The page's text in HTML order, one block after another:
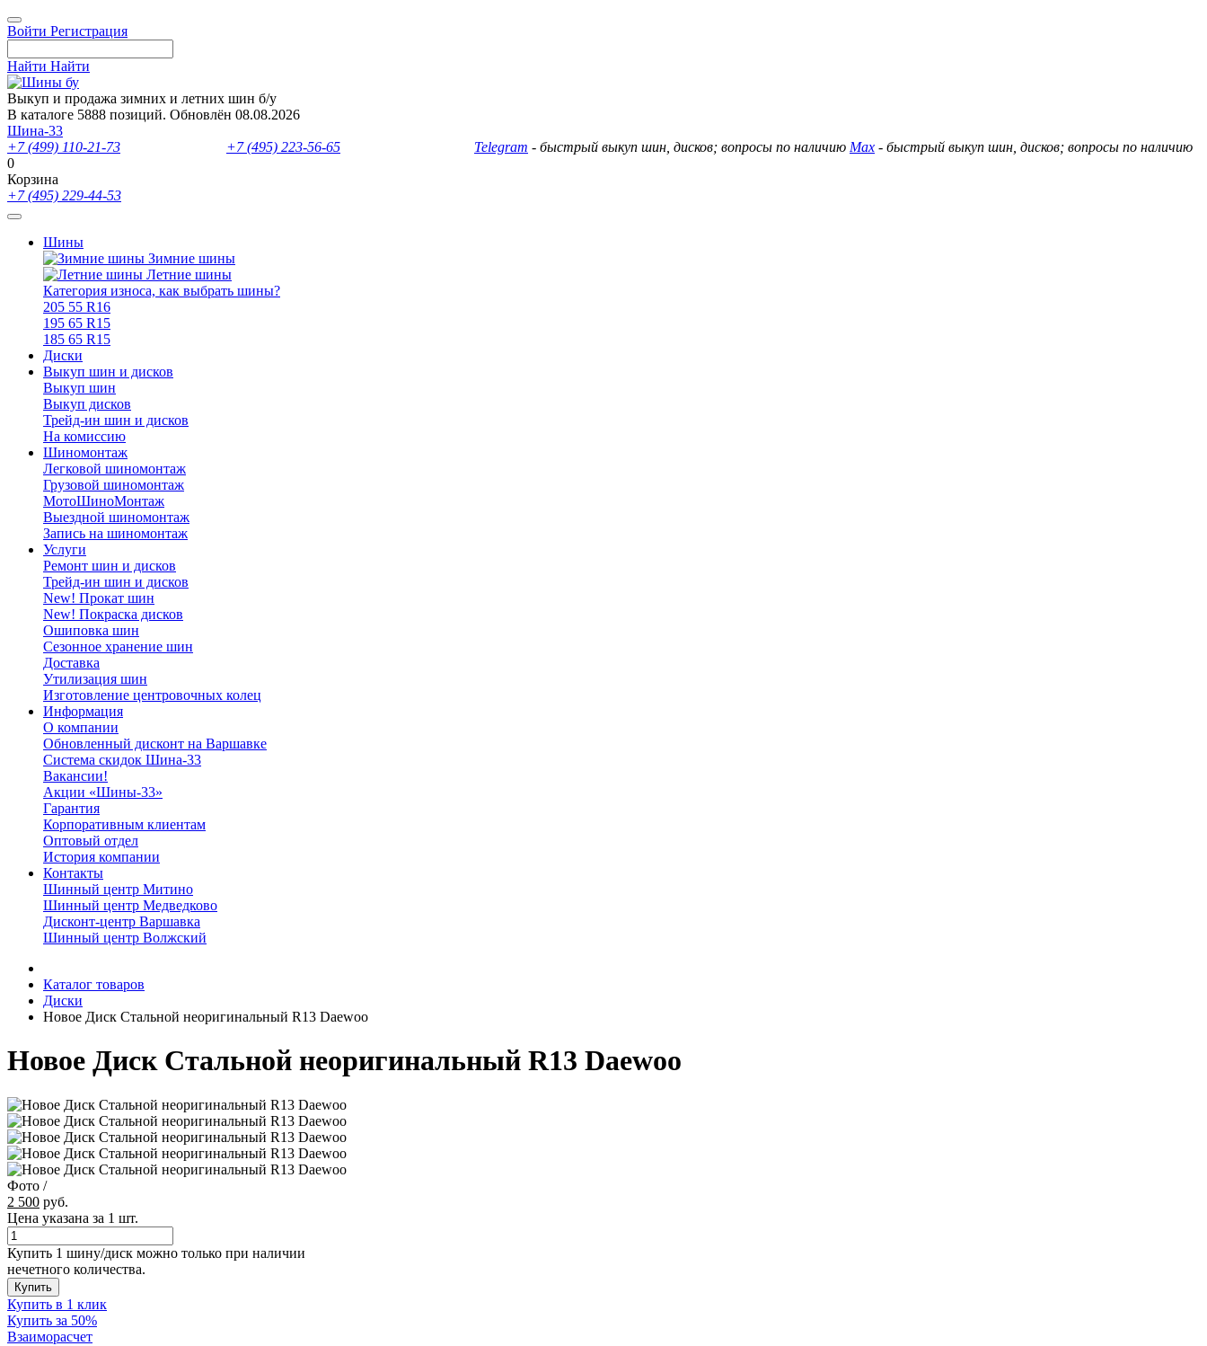
Войти Регистрация
Найти Найти
Выкуп и продажа зимних и летних шин б/у
В каталоге 5888 позиций. Обновлён 08.08.2026
Шина-33
+7 (499) 110-21-73
+7 (495) 223-56-65 Telegram - быстрый выкуп шин, дисков; вопросы по наличию Max - быстрый выкуп шин, дисков; вопросы по наличию
0
Корзина
+7 (495) 229-44-53
Шины
Зимние шины
Летние шины
Категория износа, как выбрать шины?
205 55 R16
195 65 R15
185 65 R15
Диски
Выкуп шин и дисков
Выкуп шин
Выкуп дисков
Трейд-ин шин и дисков
На комиссию
Шиномонтаж
Легковой шиномонтаж
Грузовой шиномонтаж
МотоШиноМонтаж
Выездной шиномонтаж
Запись на шиномонтаж
Услуги
Ремонт шин и дисков
Трейд-ин шин и дисков
New! Прокат шин
New! Покраска дисков
Ошиповка шин
Сезонное хранение шин
Доставка
Утилизация шин
Изготовление центровочных колец
Информация
О компании
Обновленный дисконт на Варшавке
Система скидок Шина-33
Вакансии!
Акции «Шины-33»
Гарантия
Корпоративным клиентам
Оптовый отдел
История компании
Контакты
Шинный центр Митино
Шинный центр Медведково
Дисконт-центр Варшавка
Шинный центр Волжский
Каталог товаров
Диски
Новое Диск Стальной неоригинальный R13 Daewoo
Новое Диск Стальной неоригинальный R13 Daewoo
Фото /
2 500 руб.
Цена указана за 1 шт.
Купить 1 шину/диск можно только при наличии
нечетного количества.
Купить
Купить в 1 клик
Купить за 50%
Взаиморасчет